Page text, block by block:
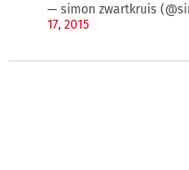
— simon zwartkruis
17, 2015